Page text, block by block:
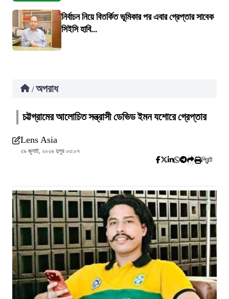
নির্বাচন নিয়ে বিতর্কিত ভূমিকার পর এবার গ্রেপ্তার সাবেক
সিইসি হাবি...
/ অপরাধ
চট্টগ্রামের আলোচিত সন্ত্রাসী ডেভিড ইমন যশোরে গ্রেপ্তার
Lens Asia
২৯ জুলাই, ২০২৬ দুপুর ০৩:০৭
প্রিন্ট